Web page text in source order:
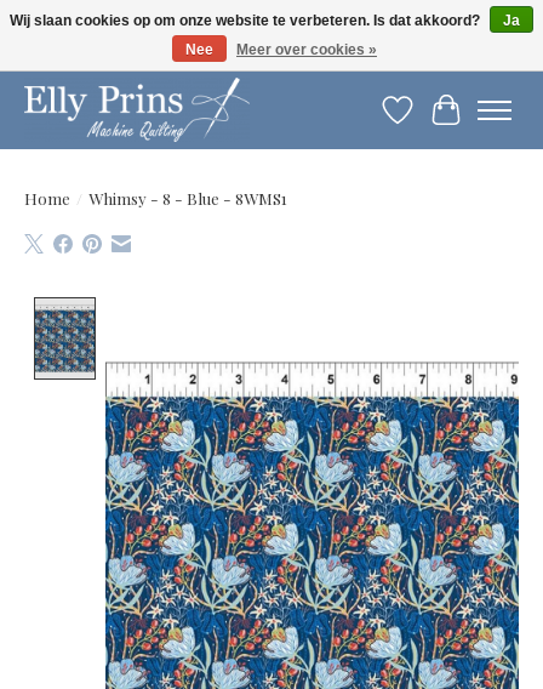
Let op: gewijzigde openingstijden!
Verlanglijst
Home / Whimsy - 8 - Blue - 8WMS1
Wij slaan cookies op om onze website te verbeteren. Is dat akkoord?
Ja
Nee
Meer over cookies »